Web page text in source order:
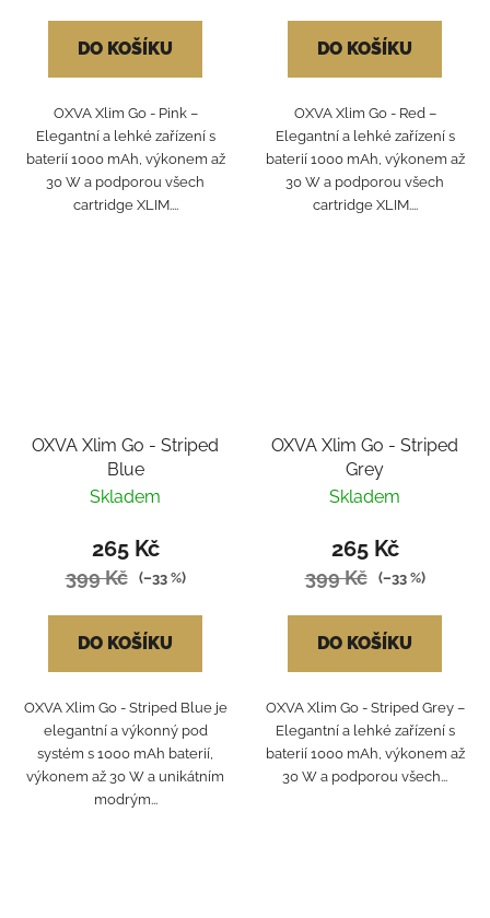
DO KOŠÍKU
OXVA Xlim Go - Pink –
Elegantní a lehké zařízení s
baterií 1000 mAh, výkonem až
30 W a podporou všech
cartridge XLIM....
DO KOŠÍKU
OXVA Xlim Go - Red –
Elegantní a lehké zařízení s
baterií 1000 mAh, výkonem až
30 W a podporou všech
cartridge XLIM....
OXVA Xlim Go - Striped
Blue
Skladem
265 Kč
399 Kč (–33 %)
DO KOŠÍKU
OXVA Xlim Go - Striped Blue je
elegantní a výkonný pod
systém s 1000 mAh baterií,
výkonem až 30 W a unikátním
modrým...
OXVA Xlim Go - Striped
Grey
Skladem
265 Kč
399 Kč (–33 %)
DO KOŠÍKU
OXVA Xlim Go - Striped Grey –
Elegantní a lehké zařízení s
baterií 1000 mAh, výkonem až
30 W a podporou všech...